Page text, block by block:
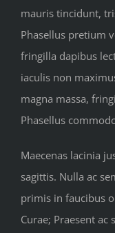
mauris tincidunt,
Phasellus pretium
fringilla dapibus
iaculis non
magna massa,
Phasellus
Maecenas lacinia
sagittis. Nulla ac
primis in faucibus
Curae; Praesent